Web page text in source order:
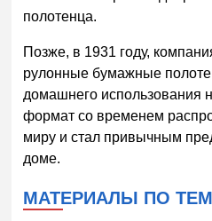
полотенца.
Позже, в 1931 году,
рулонные бумажные
домашнего использования
формат со временем
миру и стал привычным
доме.
МАТЕРИАЛЫ ПО